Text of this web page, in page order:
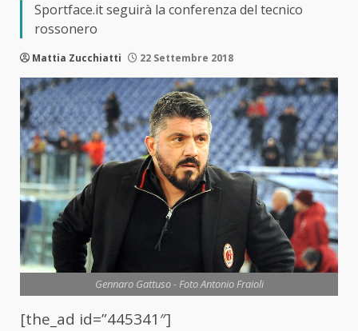
Sportface.it seguirà la conferenza del tecnico
rossonero
Mattia Zucchiatti 22 Settembre 2018
Gennaro Gattuso - Foto Antonio Fraioli
[the_ad id=”445341″]